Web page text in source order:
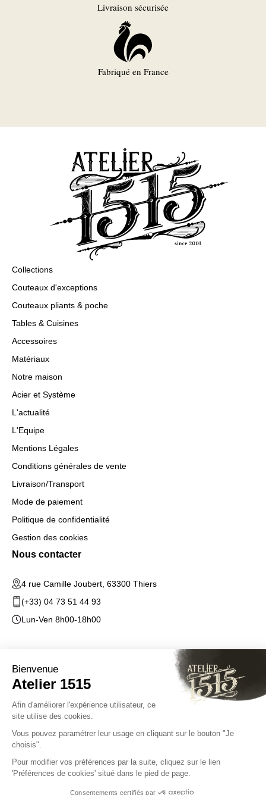
Livraison sécurisée
Fabriqué en France
Collections
Couteaux d'exceptions
Couteaux pliants & poche
Tables & Cuisines
Accessoires
Matériaux
Notre maison
Acier et Système
L'actualité
L'Equipe
Mentions Légales
Conditions générales de vente
Livraison/Transport
Mode de paiement
Politique de confidentialité
Gestion des cookies
Nous contacter
4 rue Camille Joubert, 63300 Thiers
(+33) 04 73 51 44 93
Lun-Ven 8h00-18h00